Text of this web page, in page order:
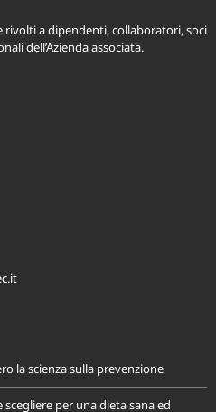
rivolti a dipendenti, collaboratori, soci
la scienza sulla prevenzione